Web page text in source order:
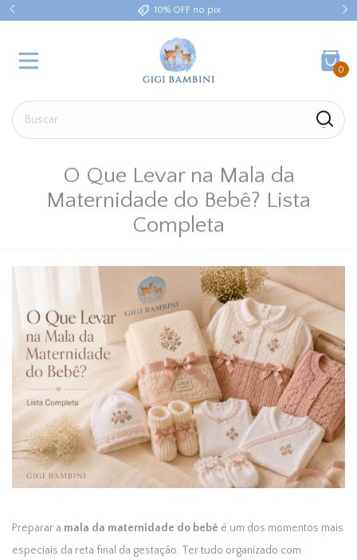
10% OFF no pix
0
O Que Levar na Mala da
Maternidade do Bebê? Lista
Completa
Preparar a mala da maternidade do bebê é um dos momentos mais
especiais da reta final da gestação. Ter tudo organizado com